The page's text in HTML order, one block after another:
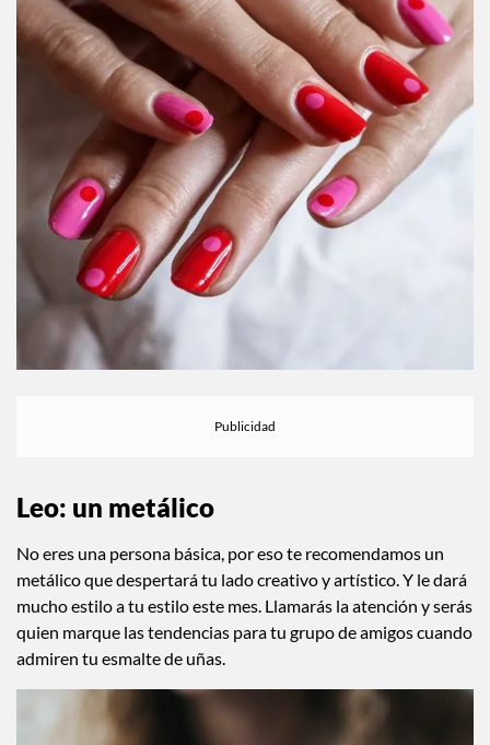
Leo: un metálico
No eres una persona básica, por eso te recomendamos un
metálico que despertará tu lado creativo y artístico. Y le dará
mucho estilo a tu estilo este mes. Llamarás la atención y serás
quien marque las tendencias para tu grupo de amigos cuando
admiren tu esmalte de uñas.